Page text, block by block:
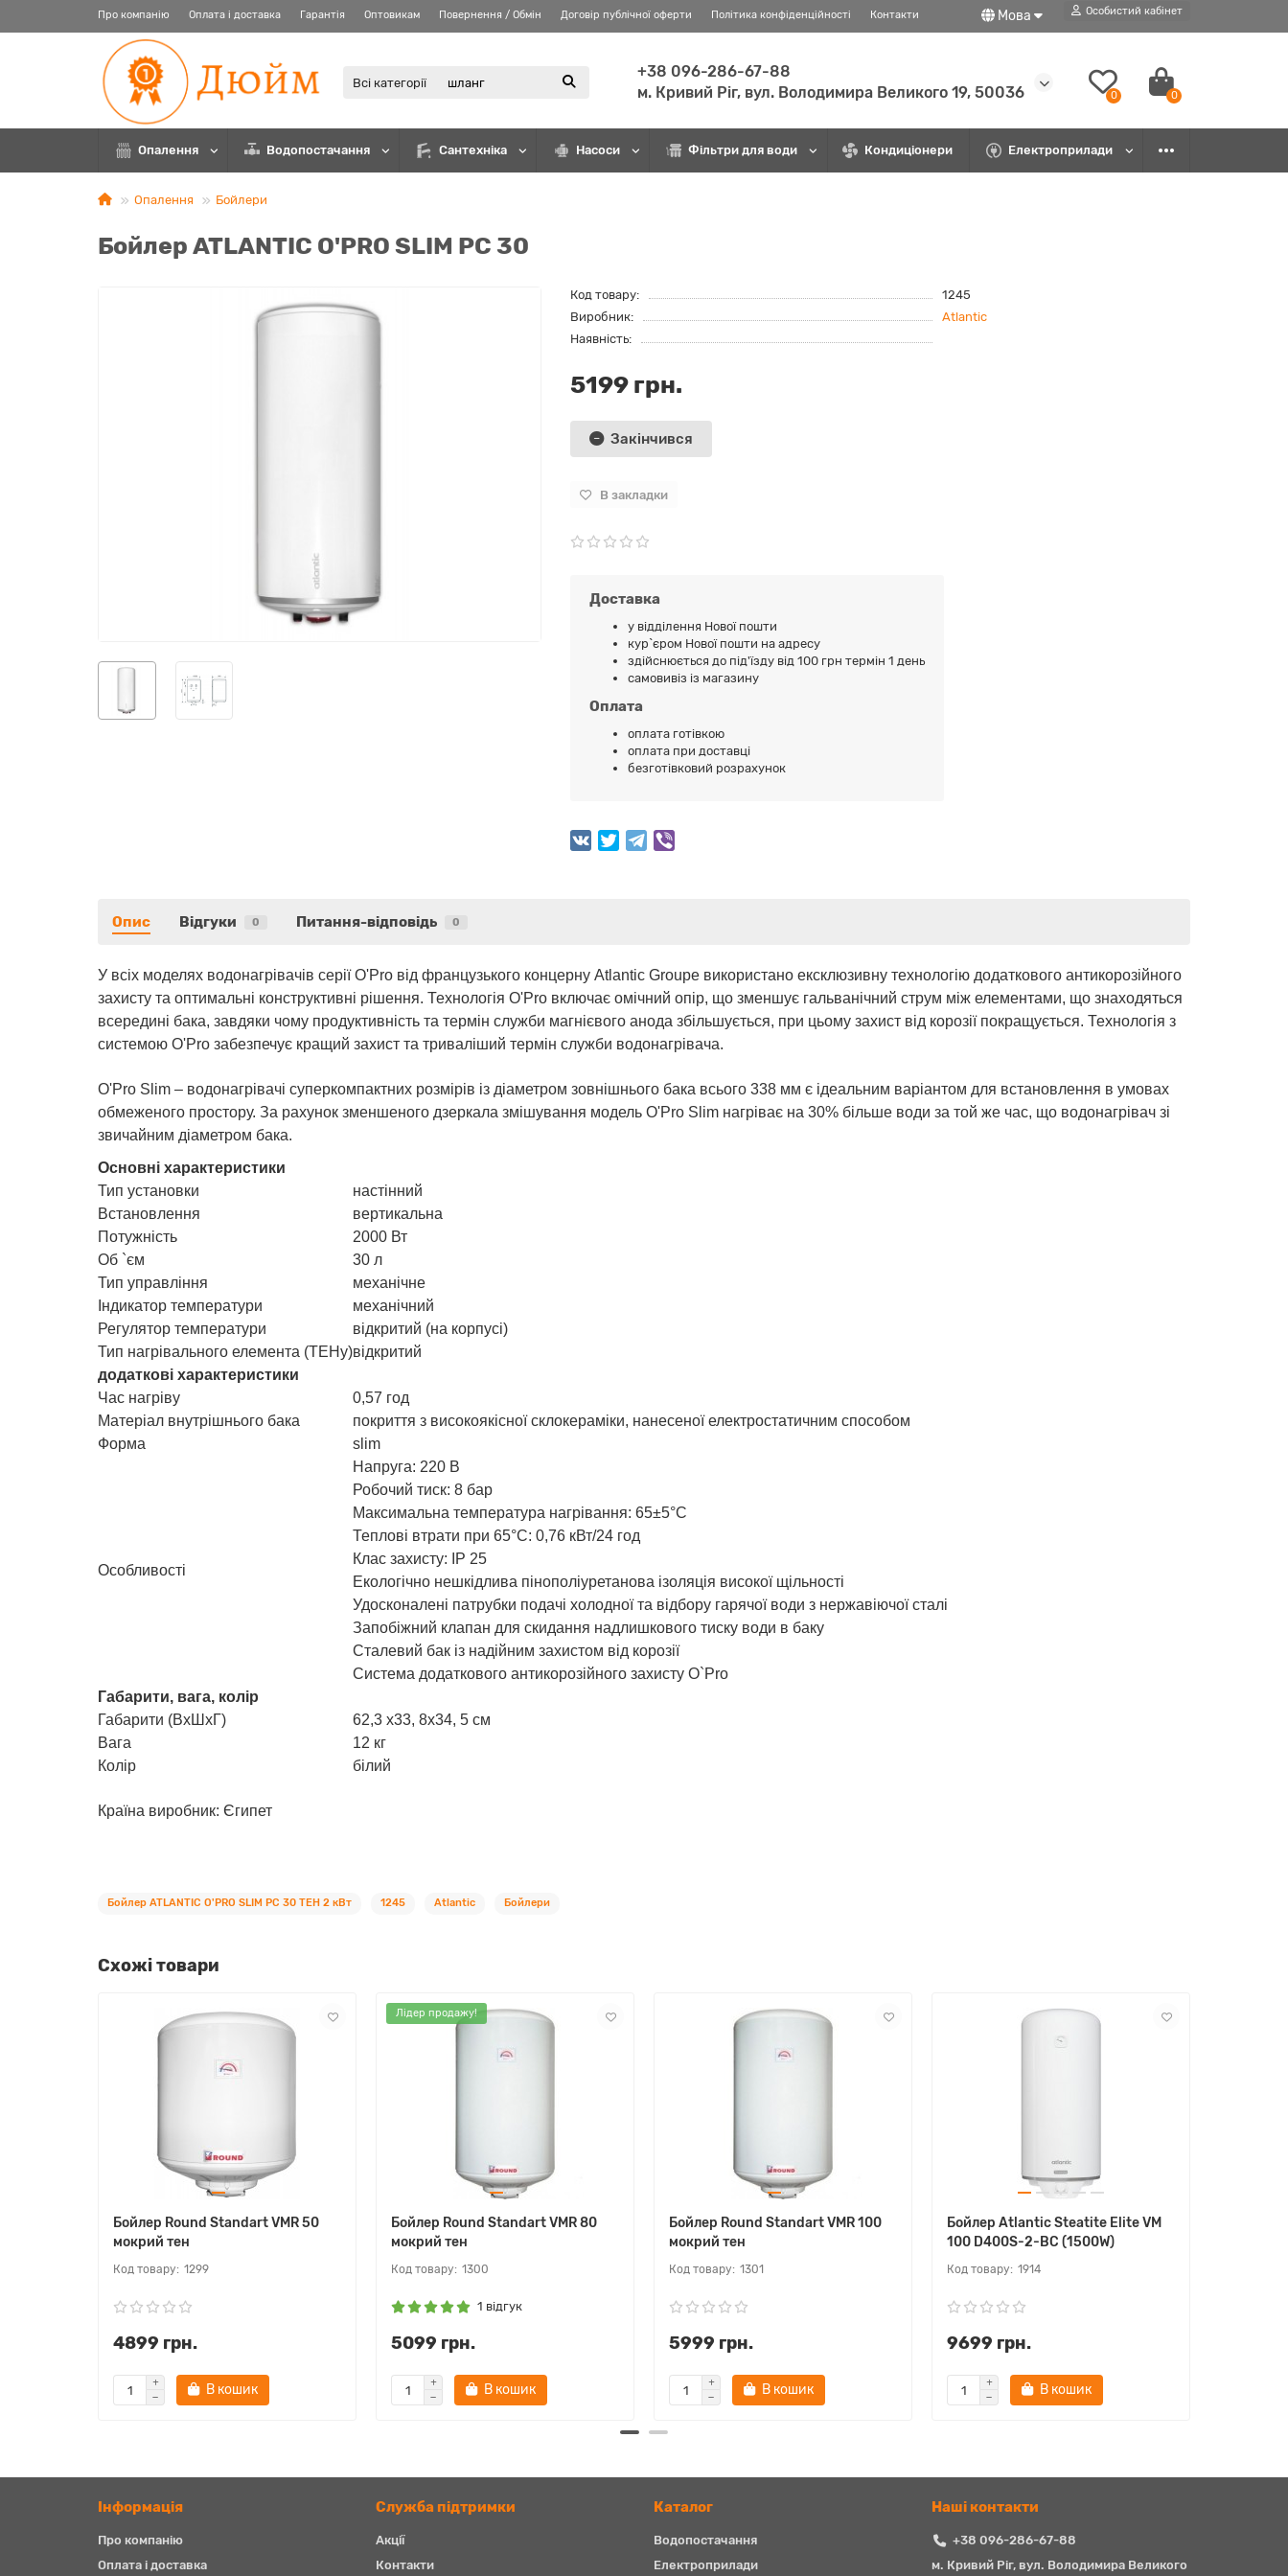
Про компанію Оплата і доставка Гарантія Оптовикам Повернення / Обмін Договір публічної оферти Політика конфіденційності Контакти Мова Особистий кабінет
Всі категорії
+38 096-286-67-88
м. Кривий Ріг, вул. Володимира Великого 19, 50036
0 0
Опалення Водопостачання Сантехніка Насоси Фільтри для води Кондиціонери Електроприлади
Опалення Бойлери
Бойлер ATLANTIC O'PRO SLIM PC 30
Код товару:
1245
Виробник:
Atlantic
Наявність:
5199 грн.
Закінчився
В закладки
Доставка
у відділення Нової пошти
кур`єром Нової пошти на адресу
здійснюється до під'їзду від 100 грн термін 1 день
самовивіз із магазину
Оплата
оплата готівкою
оплата при доставці
безготівковий розрахунок
Опис Відгуки 0 Питання-відповідь 0
У всіх моделях водонагрівачів серії O'Pro від французького концерну Atlantic Groupe використано ексклюзивну технологію додаткового антикорозійного
захисту та оптимальні конструктивні рішення. Технологія O'Pro включає омічний опір, що зменшує гальванічний струм між елементами, що знаходяться
всередині бака, завдяки чому продуктивність та термін служби магнієвого анода збільшується, при цьому захист від корозії покращується. Технологія з
системою O'Pro забезпечує кращий захист та триваліший термін служби водонагрівача.
O'Pro Slim – водонагрівачі суперкомпактних розмірів із діаметром зовнішнього бака всього 338 мм є ідеальним варіантом для встановлення в умовах
обмеженого простору. За рахунок зменшеного дзеркала змішування модель O'Pro Slim нагріває на 30% більше води за той же час, що водонагрівач зі
звичайним діаметром бака.
Основні характеристики
Тип установки
настінний
Встановлення
вертикальна
Потужність
2000 Вт
Об `єм
30 л
Тип управління
механічне
Індикатор температури
механічний
Регулятор температури
відкритий (на корпусі)
Тип нагрівального елемента (ТЕНу)відкритий
додаткові характеристики
Час нагріву
0,57 год
Матеріал внутрішнього бака
покриття з високоякісної склокераміки, нанесеної електростатичним способом
Форма
slim
Особливості
Напруга: 220 В
Робочий тиск: 8 бар
Максимальна температура нагрівання: 65±5°C
Теплові втрати при 65°C: 0,76 кВт/24 год
Клас захисту: IP 25
Екологічно нешкідлива пінополіуретанова ізоляція високої щільності
Удосконалені патрубки подачі холодної та відбору гарячої води з нержавіючої сталі
Запобіжний клапан для скидання надлишкового тиску води в баку
Сталевий бак із надійним захистом від корозії
Система додаткового антикорозійного захисту O`Pro
Габарити, вага, колір
Габарити (ВхШхГ)
62,3 х33, 8х34, 5 см
Вага
12 кг
Колір
білий
Країна виробник: Єгипет
Бойлер ATLANTIC O'PRO SLIM PC 30 ТЕН 2 кВт 1245 Atlantic Бойлери
Схожі товари
Бойлер Round Standart VMR 50
мокрий тен
1299
4899 грн.
В кошик
Лідер продажу!
Бойлер Round Standart VMR 80
мокрий тен
1300
1 відгук
5099 грн.
В кошик
Бойлер Round Standart VMR 100
мокрий тен
1301
5999 грн.
В кошик
Бойлер Atlantic Steatite Elite VM
100 D400S-2-BC (1500W)
1914
9699 грн.
В кошик
Iнформація
Про компанію
Оплата і доставка
Служба підтримки
Акції
Контакти
Каталог
Водопостачання
Електроприлади
Наші контакти
+38 096-286-67-88
м. Кривий Ріг, вул. Володимира Великого